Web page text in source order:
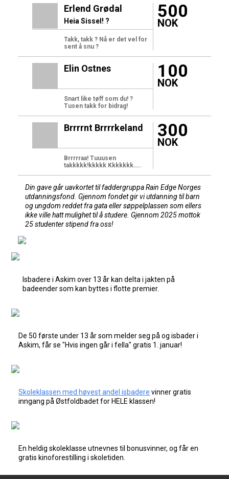
Erlend Grødal
Heia Sissel! ?
Takk, takk ? Nå er det vel for
sent å snu ?
500
NOK
Elin Ostnes
Snart like tøff som du! ?
Tusen takk for bidrag!
100
NOK
Brrrrnt Brrrrkeland
Brrrrraa! Tuuusen
takkkkk!kkkkk Kkkkkkk…..
300
NOK
Din gave går uavkortet til faddergruppa Rain Edge Norges
utdanningsfond. Gjennom fondet gir vi utdanning til barn
og ungdomreddet fra gata eller søppelplassen som ellers
ikke ville hatt mulighet til å studere. Gjennom 2025 mottok
25 studenter stipend fra oss!
Isbadere i Askim over 13 år kan delta i jakten på
badeender som kan byttes i flotte premier.
De 50 første under 13 år som melder seg på og isbader i
Askim, får se "Hvis ingen går i fella" gratis 1. januar!
Skoleklassen med høyest andel isbadere vinner gratis
inngang på Østfoldbadet for HELE klassen!
En heldig skoleklasse utnevnes til bonusvinner, og får en
gratis kinoforestilling i skoletiden.